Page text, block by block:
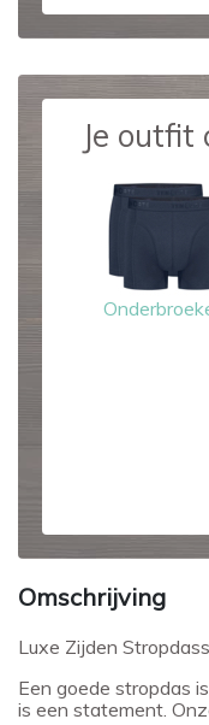
Je outfit
Omschrijving
Luxe Zijden
Een goede stropdas
is een statement.